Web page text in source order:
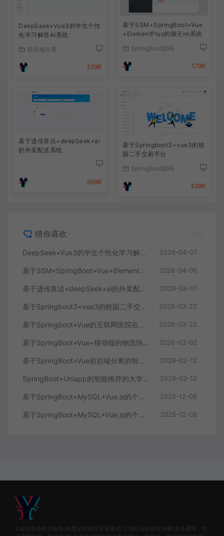
DeepSeek+Vue3的学生个性
化学习解答AI系统
前后端分离
329R
基于SSM+SpringBoot+Vue
+ElementPlus的聊天im系统
SpringBoot源码
179R
基于遗传算法+deepSeek+ai
的外卖配送系统
369R
基于Springboot3+vue3的校
园二手交易平台
SpringBoot源码
329R
猜你喜欢
DeepSeek+Vue3的学生个性化学习解答AI系统 2026-04-07
基于SSM+SpringBoot+Vue+ElementPlus的聊天im系统 2026-04-06
基于遗传算法+deepSeek+ai的外卖配送系统 2026-04-01
基于Springboot3+vue3的校园二手交易平台 2026-03-22
基于Springboot+Vue的互联网医院在线问诊系统 2026-03-22
基于SpringBoot+Vue+移动端的物流快递系统 2026-03-02
基于SpringBoot+Vue前后端分离的智能知识库问答系统 2026-02-12
SpringBoot+Uniapp的智能推荐的大学生社交平台 2026-02-12
基于SpringBoot+MySQL+Vue.js的个人健康管理系统(附论文) 2025-12-08
基于SpringBoot+MySQL+Vue.js的个性化推荐电商系统(附论文) 2025-12-08
1.提供售前售后服务(免费远程项目安装调试) 2.项目远程语音讲解(业务逻辑，代